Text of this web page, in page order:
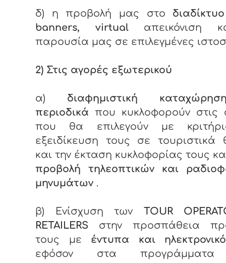
δ) η προβολή μας στο
banners, virtualαπεικόνιση
παρουσία μας σε επιλεγμένες
2) Στις αγορές εξωτερικού
α) διαφημιστική
περιοδικά που κυκλοφορούν στις
που θα επιλεγούν με
εξειδίκευση τους σε τουριστικά
και την έκταση κυκλοφορίας τους
προβολή τηλεοπτικών και
μηνυμάτων .
β) Ενίσχυση των TOUR
RETAILERS στην προσπάθεια
τους με έντυπα και
εφόσον στα προγράμματα